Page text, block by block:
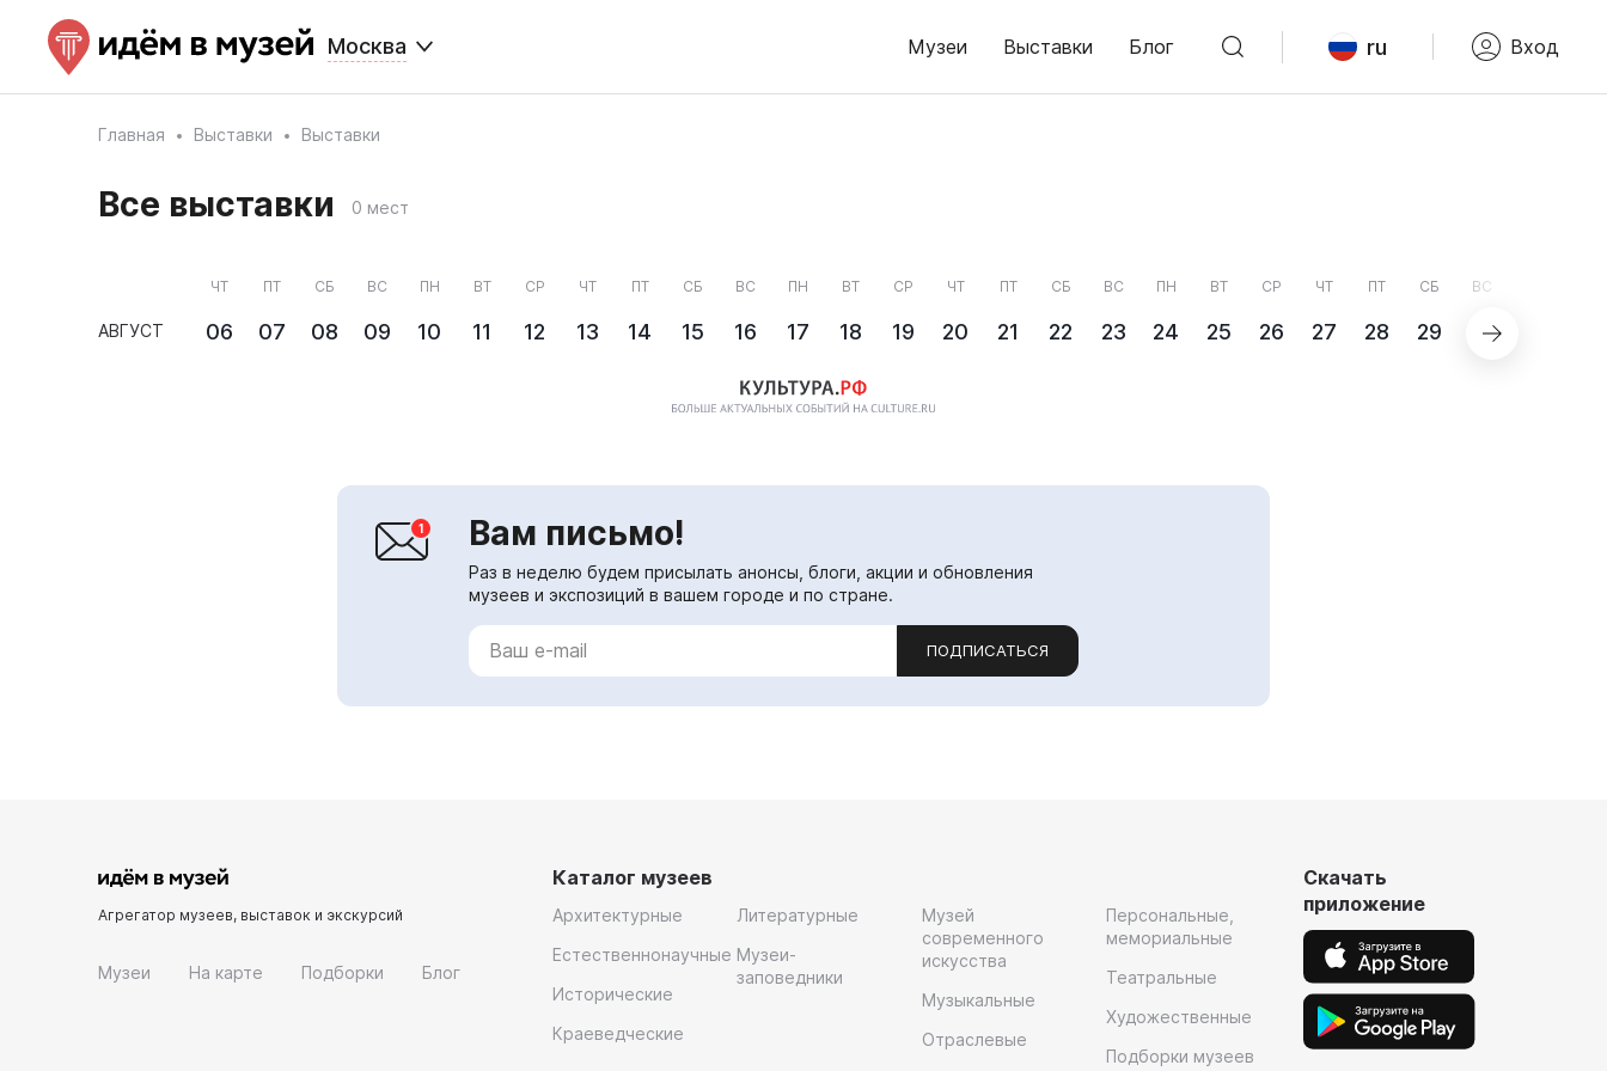
Москва Музеи Выставки Блог ru Вход
Главная Выставки Выставки
Все выставки 0 мест
АВГУСТ
ЧТ
06
ПТ
07
СБ
08
ВС
09
ПН
10
ВТ
11
СР
12
ЧТ
13
ПТ
14
СБ
15
ВС
16
ПН
17
ВТ
18
СР
19
ЧТ
20
ПТ
21
СБ
22
ВС
23
ПН
24
ВТ
25
СР
26
ЧТ
27
ПТ
28
СБ
29
ВС
30
Вам письмо!
Раз в неделю будем присылать анонсы, блоги, акции и обновления
музеев и экспозиций в вашем городе и по стране.
ПОДПИСАТЬСЯ
Агрегатор музеев, выставок и экскурсий
Музеи На карте Подборки Блог
Каталог музеев
Архитектурные
Естественнонаучные
Исторические
Краеведческие
Литературные
Музеи-
заповедники
Музей
современного
искусства
Музыкальные
Отраслевые
Персональные,
мемориальные
Театральные
Художественные
Подборки музеев
Скачать
приложение